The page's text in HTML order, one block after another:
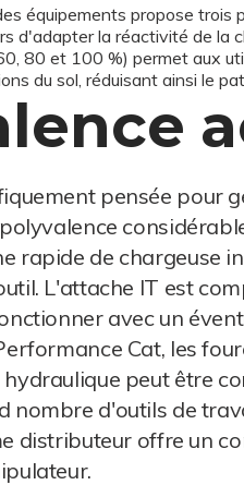
équipements propose
d'adapter la réactivité de la
80 et 100 %) permet aux
du sol, réduisant ainsi le
pensée pour
rapide de chargeuse
L'attache IT est
avec un
Cat, les
hydraulique peut être
nombre d'outils de
distributeur offre un